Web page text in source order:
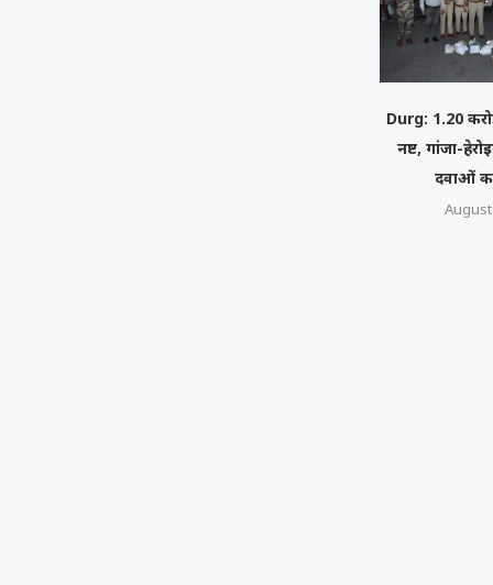
Durg: 1.20
नष्ट, गांजा-
दवाओं
August